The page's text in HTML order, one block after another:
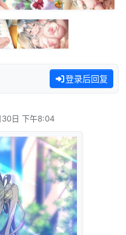
登录后回复
30日 下午8:04